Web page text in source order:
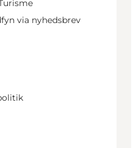
via nyhedsbrev